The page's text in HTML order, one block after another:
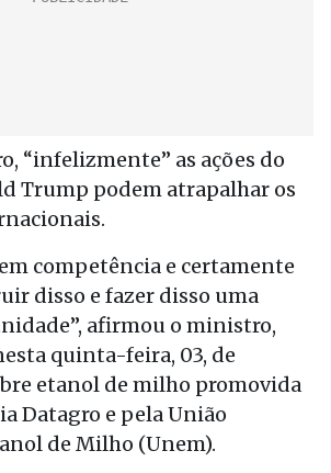
“infelizmente” as ações do
Trump podem atrapalhar os
competência e certamente
disso e fazer disso uma
afirmou o ministro,
quinta-feira, 03, de
etanol de milho promovida
Datagro e pela União
de Milho (Unem).